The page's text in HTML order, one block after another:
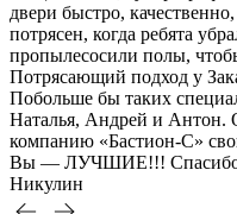
двери быстро,
потрясен, когда ребята
пропылесосили полы,
Потрясающий подход у
Побольше бы таких
Наталья, Андрей и Антон.
компанию «Бастион-С»
Вы — ЛУЧШИЕ!!! Спасибо
Никулин